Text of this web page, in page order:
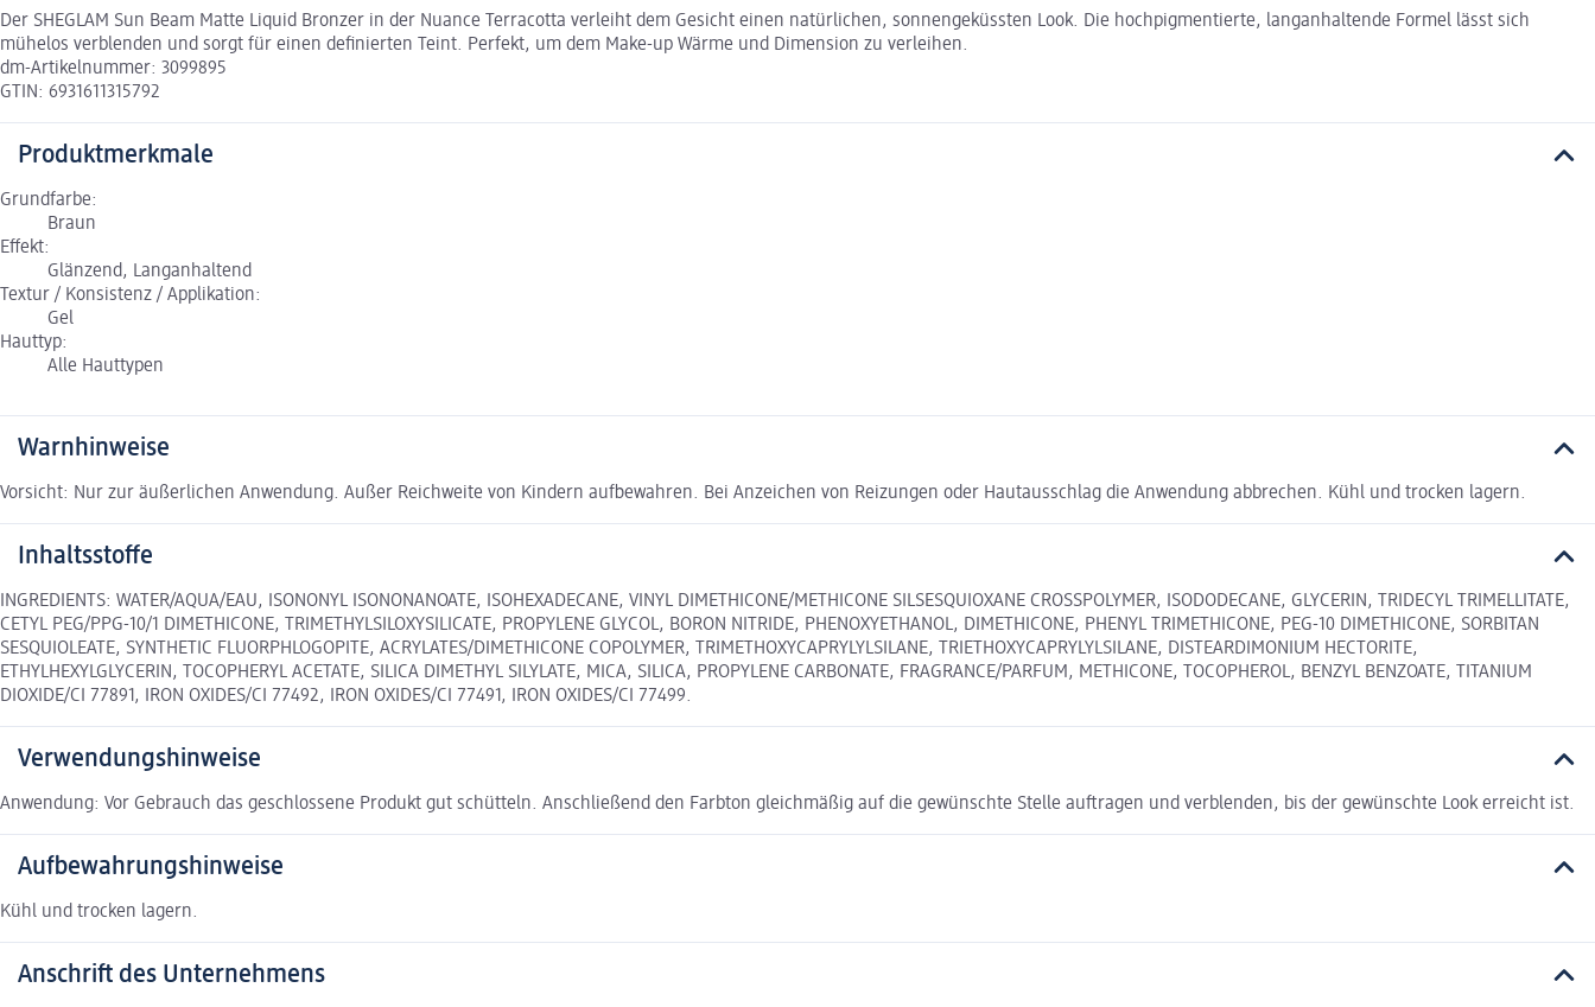
Der SHEGLAM Sun Beam Matte Liquid Bronzer in der Nuance Terracotta verleiht dem Gesicht einen natürlichen, sonnengeküssten Look. Die hochpigmentierte, langanhaltende Formel lässt sich
mühelos verblenden und sorgt für einen definierten Teint. Perfekt, um dem Make-up Wärme und Dimension zu verleihen.
dm-Artikelnummer: 3099895
GTIN: 6931611315792
Produktmerkmale
Grundfarbe:
Braun
Effekt:
Glänzend, Langanhaltend
Textur / Konsistenz / Applikation:
Gel
Hauttyp:
Alle Hauttypen
Warnhinweise
Vorsicht: Nur zur äußerlichen Anwendung. Außer Reichweite von Kindern aufbewahren. Bei Anzeichen von Reizungen oder Hautausschlag die Anwendung abbrechen. Kühl und trocken lagern.
Inhaltsstoffe
INGREDIENTS: WATER/AQUA/EAU, ISONONYL ISONONANOATE, ISOHEXADECANE, VINYL DIMETHICONE/METHICONE SILSESQUIOXANE CROSSPOLYMER, ISODODECANE, GLYCERIN, TRIDECYL TRIMELLITATE,
CETYL PEG/PPG-10/1 DIMETHICONE, TRIMETHYLSILOXYSILICATE, PROPYLENE GLYCOL, BORON NITRIDE, PHENOXYETHANOL, DIMETHICONE, PHENYL TRIMETHICONE, PEG-10 DIMETHICONE, SORBITAN
SESQUIOLEATE, SYNTHETIC FLUORPHLOGOPITE, ACRYLATES/DIMETHICONE COPOLYMER, TRIMETHOXYCAPRYLYLSILANE, TRIETHOXYCAPRYLYLSILANE, DISTEARDIMONIUM HECTORITE,
ETHYLHEXYLGLYCERIN, TOCOPHERYL ACETATE, SILICA DIMETHYL SILYLATE, MICA, SILICA, PROPYLENE CARBONATE, FRAGRANCE/PARFUM, METHICONE, TOCOPHEROL, BENZYL BENZOATE, TITANIUM
DIOXIDE/CI 77891, IRON OXIDES/CI 77492, IRON OXIDES/CI 77491, IRON OXIDES/CI 77499.
Verwendungshinweise
Anwendung: Vor Gebrauch das geschlossene Produkt gut schütteln. Anschließend den Farbton gleichmäßig auf die gewünschte Stelle auftragen und verblenden, bis der gewünschte Look erreicht ist.
Aufbewahrungshinweise
Kühl und trocken lagern.
Anschrift des Unternehmens